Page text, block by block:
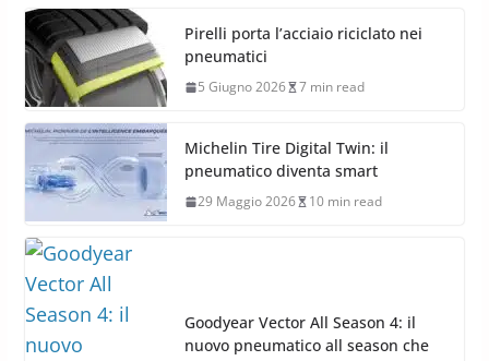
Pirelli porta l’acciaio riciclato nei
pneumatici
5 Giugno 2026 7 min read
Michelin Tire Digital Twin: il
pneumatico diventa smart
29 Maggio 2026 10 min read
Goodyear Vector All Season 4: il
nuovo pneumatico all season che